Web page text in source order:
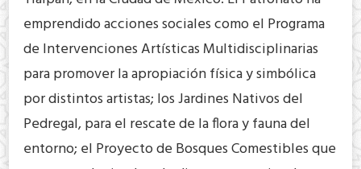
emprendido acciones sociales como el Programa
de Intervenciones Artísticas Multidisciplinarias
para promover la apropiación física y simbólica
por distintos artistas; los Jardines Nativos del
Pedregal, para el rescate de la flora y fauna del
entorno; el Proyecto de Bosques Comestibles que